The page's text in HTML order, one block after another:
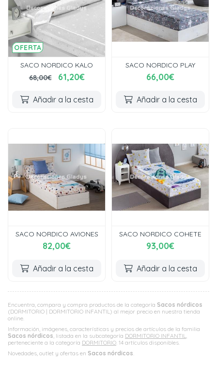
Encuentra, compara y compra productos de la categoría Sacos nórdicos
(DORMITORIO | DORMITORIO INFANTIL) al mejor precio en nuestra tienda
online.
Información, imágenes, características y precios de artículos de la familia
Sacos nórdicos, listada en la subcategoría DORMITORIO INFANTIL,
perteneciente a la categoría DORMITORIO. 14 artículos disponibles.
Novedades, outlet y ofertas en Sacos nórdicos.
OFERTA
SACO NORDICO KALO
68,00€
61,20€
Añadir a la cesta
SACO NORDICO PLAY
66,00€
Añadir a la cesta
SACO NORDICO AVIONES
82,00€
Añadir a la cesta
SACO NORDICO COHETE
93,00€
Añadir a la cesta